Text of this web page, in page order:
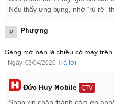
Bảng giá Samsung
Phiên bản
Galaxy S26 12GB | 512GB
Nếu thấy ưng bụng, nhớ “rủ rê”
P Phượng
Sáng mở bán là chiều có máy
Ngày: 03/04/2026 Trả lời
Đức Huy Mobile QTV
Shop xin chân thành cảm ơn